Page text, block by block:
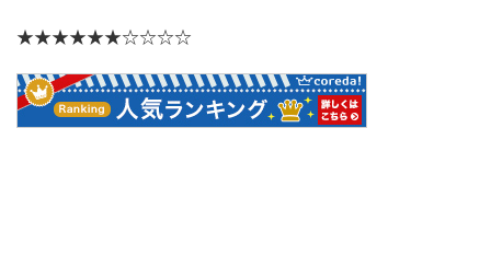
★★★★★★☆☆☆☆